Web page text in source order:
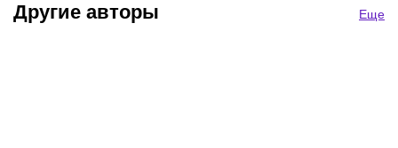
школе 8 лет посвятил футболу, ездил на разные
Другие авторы Еще